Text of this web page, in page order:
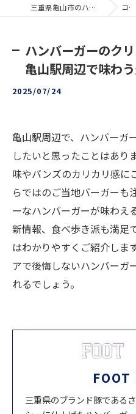
三重県亀山市のハンバーガーならFOOT LOOSE コラム
ハンバーガーのク
亀山駅周辺で味わ
2025/07/24
亀山駅周辺で、ハンバーガ
したいと思ったことはあり
味やバンズのカリカリ感に
らではのご当地バーガーも
ーなハンバーガーが味わえ
新情報、食べ歩き派も満足
はわかりやすくご紹介しま
アで後悔しないハンバーガ
れるでしょう。
FOOT
三重県のブランド豚である